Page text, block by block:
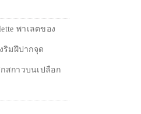
พาเลตของ
ริมฝีปากจุด
สกาวบนเปลือก